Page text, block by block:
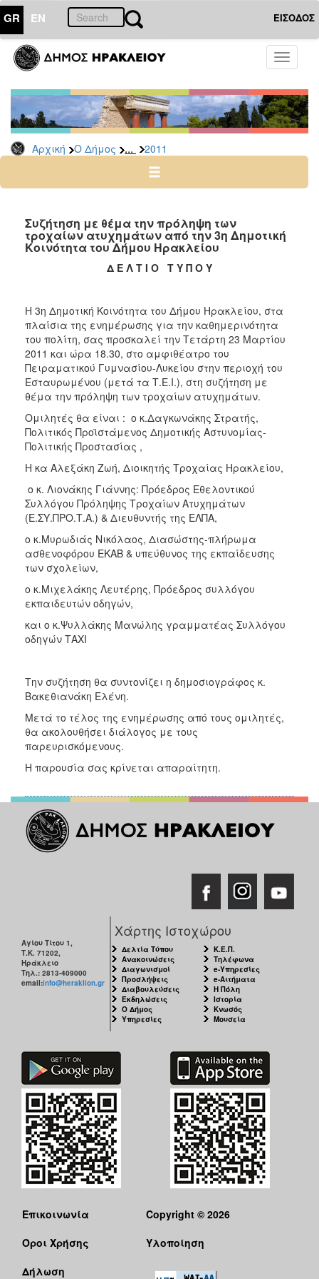
GR EN ΕΙΣΟΔΟΣ
Toggle
Αρχική Ο Δήμος ... 2011
ΔΗΜΟΣ
Δελτία
Τύπου
Αρχείο
2026
2024
2022
2021
2018
2017
2016
2015
2013
2012
2011
2010
2006
ΤΟΠΟΣ
ΑΝΘΕΚΤΙΚΗ
Συζήτηση με θέμα την πρόληψη των
τροχαίων ατυχημάτων από την 3η Δημοτική
Κοινότητα του Δήμου Ηρακλείου
Δ Ε Λ Τ Ι Ο Τ Υ Π Ο Υ
Η 3η Δημοτική Κοινότητα του Δήμου Ηρακλείου, στα
πλαίσια της ενημέρωσης για την καθημερινότητα
του πολίτη, σας προσκαλεί την Τετάρτη 23 Μαρτίου
2011 και ώρα 18.30, στο αμφιθέατρο του
Πειραματικού Γυμνασίου-Λυκείου στην περιοχή του
Εσταυρωμένου (μετά τα Τ.Ε.Ι.), στη συζήτηση με
θέμα την πρόληψη των τροχαίων ατυχημάτων.
Ομιλητές θα είναι : ο κ.Δαγκωνάκης Στρατής,
Πολιτικός Προϊστάμενος Δημοτικής Αστυνομίας-
Πολιτικής Προστασίας ,
Η κα Αλεξάκη Ζωή, Διοικητής Τροχαίας Ηρακλείου,
ο κ. Λιονάκης Γιάννης: Πρόεδρος Εθελοντικού
Συλλόγου Πρόληψης Τροχαίων Ατυχημάτων
(Ε.ΣΥ.ΠΡΟ.Τ.Α.) & Διευθυντής της ΕΛΠΑ,
ο κ.Μυρωδιάς Νικόλαος, Διασώστης-πλήρωμα
ασθενοφόρου ΕΚΑΒ & υπεύθυνος της εκπαίδευσης
των σχολείων,
ο κ.Μιχελάκης Λευτέρης, Πρόεδρος συλλόγου
εκπαιδευτών οδηγών,
και ο κ.Ψυλλάκης Μανώλης γραμματέας Συλλόγου
οδηγών ΤΑΧΙ
Την συζήτηση θα συντονίζει η δημοσιογράφος κ.
Βακεθιανάκη Ελένη.
Μετά το τέλος της ενημέρωσης από τους ομιλητές,
θα ακολουθήσει διάλογος με τους
παρευρισκόμενους.
Η παρουσία σας κρίνεται απαραίτητη.
Αγίου Τίτου 1,
Τ.Κ. 71202,
Ηράκλειο
Τηλ.: 2813-409000
email:info@heraklion.gr
Χάρτης Ιστοχώρου
Δελτία Τύπου
Ανακοινώσεις
Διαγωνισμοί
Προσλήψεις
Διαβουλεύσεις
Εκδηλώσεις
Ο Δήμος
Υπηρεσίες
Κ.Ε.Π.
Τηλέφωνα
e-Υπηρεσίες
e-Αιτήματα
Η Πόλη
Ιστορία
Κνωσός
Μουσεία
Επικοινωνία
Όροι Χρήσης
Δήλωση
Copyright © 2026
Υλοποίηση